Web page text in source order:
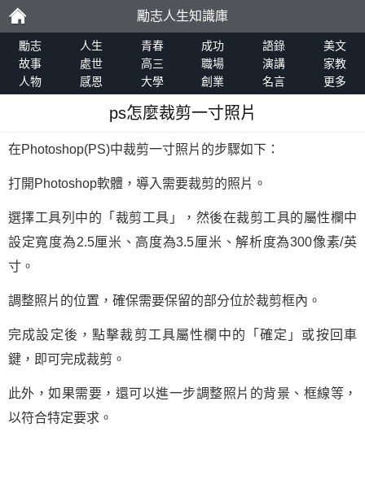
勵
志
勵志人生知識庫
勵志 人生 青春 成功 語錄
美文
故事
處世 高三 職場 演講
家教
人物
感恩 大學 創業 名言 更多
ps怎麼裁剪一寸照片
在Photoshop(PS)中裁剪一寸照片的步驟如下：
打開Photoshop軟體，導入需要裁剪的照片。
選擇工具列中的「裁剪工具」，然後在裁剪工具的屬性欄中
設定寬度為2.5厘米、高度為3.5厘米、解析度為300像素/英
寸。
調整照片的位置，確保需要保留的部分位於裁剪框內。
完成設定後，點擊裁剪工具屬性欄中的「確定」或按回車
鍵，即可完成裁剪。
此外，如果需要，還可以進一步調整照片的背景、框線等，
以符合特定要求。